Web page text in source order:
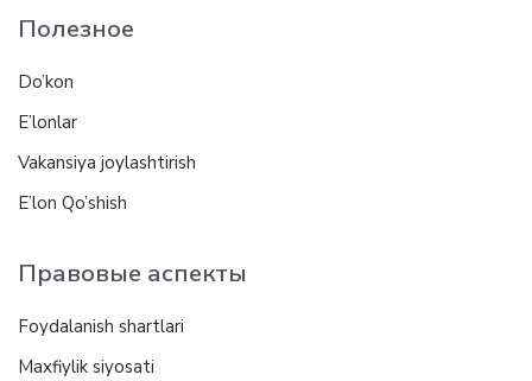
Полезное
Do’kon
E’lonlar
Vakansiya joylashtirish
E’lon Qo’shish
Правовые аспекты
Foydalanish shartlari
Maxfiylik siyosati